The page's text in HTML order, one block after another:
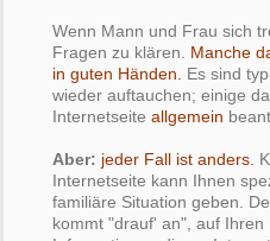
Wenn Mann und Frau sich
Fragen zu klären. Manche
in guten Händen.
Es sind
wieder auftauchen; einige
Internetseite allgemein
Aber: jeder Fall ist anders.
Internetseite kann Ihnen
familiäre Situation geben.
kommt "drauf' an", auf Ihren